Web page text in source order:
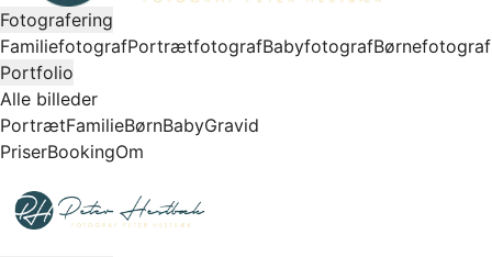
Fotografering
FamiliefotografPortrætfotografBabyfotografBørnefotograf
Portfolio
Alle billeder
PortrætFamilieBørnBabyGravid
PriserBookingOm